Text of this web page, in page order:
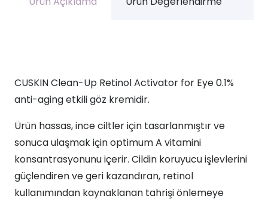
CUSKIN Clean-Up Retinol Activator for Eye 0.1%
anti-aging etkili göz kremidir.
Ürün hassas, ince ciltler için tasarlanmıştır ve
sonuca ulaşmak için optimum A vitamini
konsantrasyonunu içerir. Cildin koruyucu işlevlerini
güçlendiren ve geri kazandıran, retinol
kullanımından kaynaklanan tahrişi önlemeye